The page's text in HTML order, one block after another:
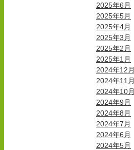
2025年6月
2025年5月
2025年4月
2025年3月
2025年2月
2025年1月
2024年12月
2024年11月
2024年10月
2024年9月
2024年8月
2024年7月
2024年6月
2024年5月